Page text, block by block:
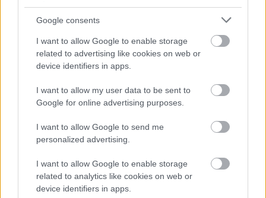
Google consents
I want to allow Google to enable storage
related to advertising like cookies on web or
device identifiers in apps.
I want to allow my user data to be sent to
Google for online advertising purposes.
I want to allow Google to send me
personalized advertising.
I want to allow Google to enable storage
related to analytics like cookies on web or
device identifiers in apps.